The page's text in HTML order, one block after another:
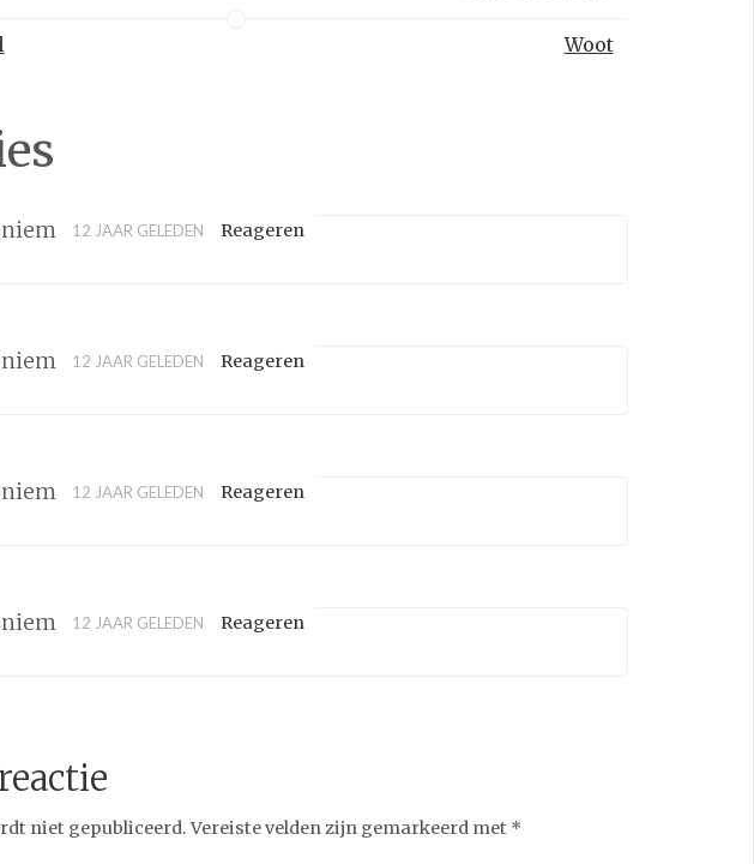
Woot
12 JAAR GELEDEN Reageren
12 JAAR GELEDEN Reageren
12 JAAR GELEDEN Reageren
12 JAAR GELEDEN Reageren
niet gepubliceerd. Vereiste velden zijn gemarkeerd met *